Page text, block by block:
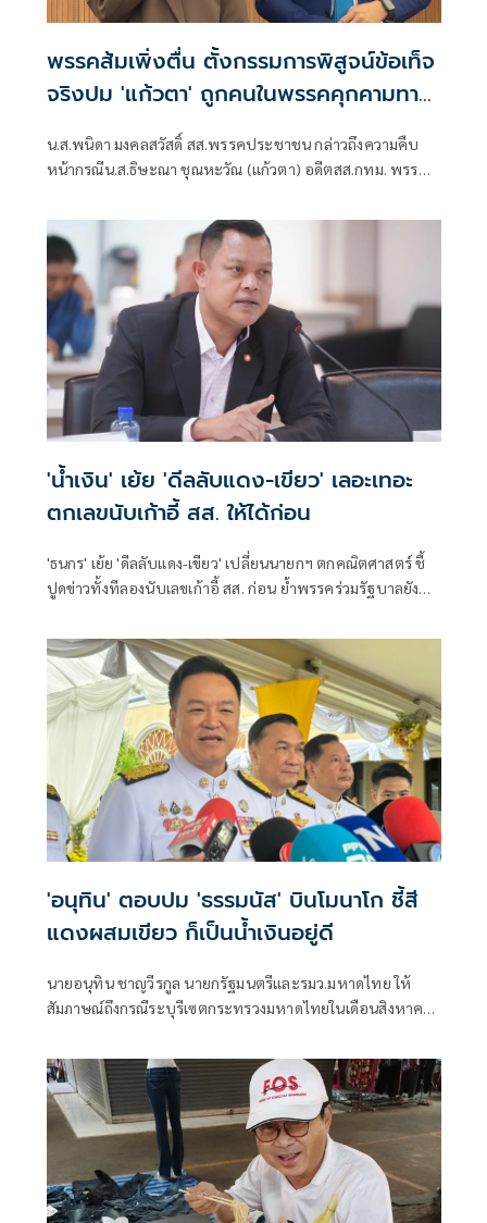
พรรคส้มเพิ่งตื่น ตั้งกรรมการพิสูจน์ข้อเท็จ
จริงปม 'แก้วตา' ถูกคนในพรรคคุกคามทาง
น.ส.พนิดา มงคลสวัสดิ์ สส.พรรคประชาชน กล่าวถึงความคืบ
หน้ากรณีน.ส.ธิษะณา ชุณหะวัณ (แก้วตา) อดีตสส.กทม. พรรค
ไม่มีผู้ที่มีส่วนเกี่ยวข้องกับสภาชุดที่ผ่านมาขึ้นมา เพื่อเปิดพื้นที่
ให้ผู้เสียหายรู้สึกสบายใจที่สุด วางใจที่สุด และปลอดภัยที่สุด
'น้ำเงิน' เย้ย 'ดีลลับแดง-เขียว' เลอะเทอะ
ตกเลขนับเก้าอี้ สส. ให้ได้ก่อน
'ธนกร' เย้ย 'ดีลลับแดง-เขียว' เปลี่ยนนายกฯ ตกคณิตศาสตร์ ชี้
ปูดข่าวทั้งทีลองนับเลขเก้าอี้ สส. ก่อน ย้ำพรรคร่วมรัฐบาลยัง
'อนุทิน' ตอบปม 'ธรรมนัส' บินโมนาโก ชี้สี
แดงผสมเขียว ก็เป็นน้ำเงินอยู่ดี
นายอนุทิน ชาญวีรกูล นายกรัฐมนตรีและรมว.มหาดไทย ให้
สัมภาษณ์ถึงกรณีระบุรีเซตกระทรวงมหาดไทยในเดือนสิงหาคม